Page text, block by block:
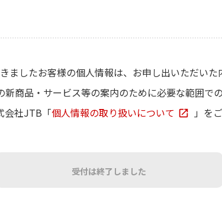
ましたお客様の個人情報は、お申し出いただいた
商品・サービス等の案内のために必要な範囲で
会社JTB「個人情報の取り扱いについて 」を